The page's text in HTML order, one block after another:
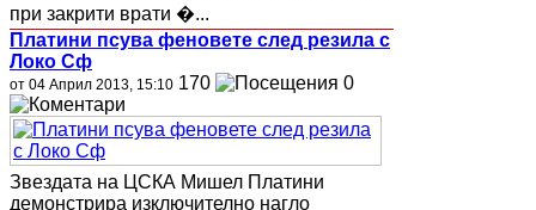
при закрити врати �...
Платини псува феновете след резила с
Локо Сф
от 04 Април 2013, 15:10 170 0
Звездата на ЦСКА Мишел Платини
демонстрира изключително нагло